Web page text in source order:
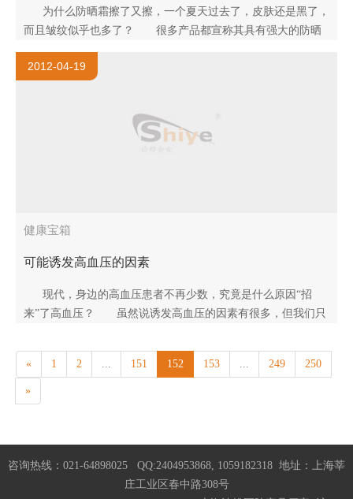
为什么防晒霜擦了又擦，一个夏天过去了，皮肤还是黑了，
而且皱纹似乎也多了？ 很多产品都宣称其具有强大的防晒
指数，而事实却..
2012-04-19
健康宝箱
可能诱发高血压的因素
现代，身边的高血压患者不再少数，究竟是什么原因“招
来”了高血压？ 虽然说诱发高血压的因素有很多，但我们只
« 1 2 ... 151 152 153 ... 249 250
»
咨询热线：021-64898025 QQ:2404953868, 1059182318 地址：上海莘
庄工业区春中路308号